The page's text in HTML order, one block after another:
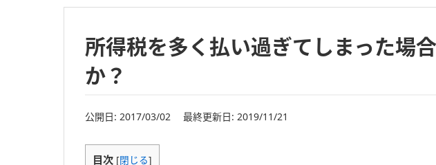
所得税を多く払い過ぎてしまった場
か？
公開日: 2017/03/02 最終更新日: 2019/11/21
目次 [閉じる]